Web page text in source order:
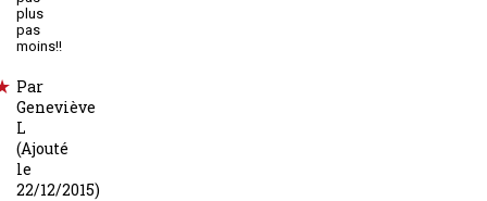
plus
pas
moins!!
Par
Geneviève
L
(Ajouté
le
22/12/2015)